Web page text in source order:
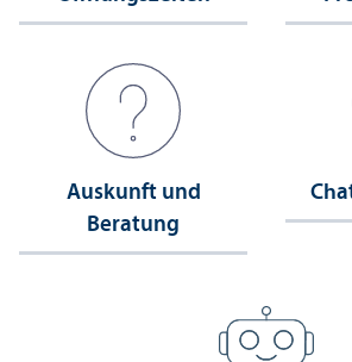
Auskunft und
Beratung